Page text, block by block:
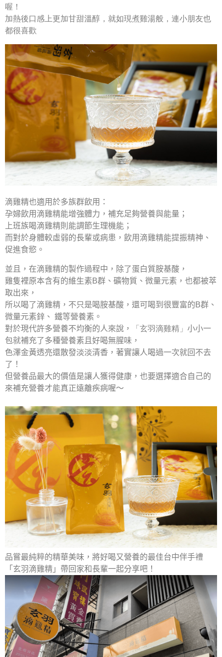
喔！
加熱後口感上更加甘甜溫醇，就如現煮雞湯般，連小朋友也
都很喜歡
滴雞精也適用於多族群飲用：
孕婦飲用滴雞精能增強體力，補充足夠營養與能量；
上班族喝滴雞精則能調節生理機能；
而對於身體較虛弱的長輩或病患，飲用滴雞精能提振精神、
促進食慾。
並且，在滴雞精的製作過程中，除了蛋白質胺基酸，
雞隻裡原本含有的維生素B群、礦物質、微量元素，也都被萃
取出來，
所以喝了滴雞精，不只是喝胺基酸，還可喝到很豐富的B群、
微量元素鋅、 鐵等營養素。
對於現代許多營養不均衡的人來說，
「玄羽滴雞精」 小小一
包就補充了多種營養素且好喝無腥味，
色澤金黃透亮還散發淡淡清香，著實讓人喝過一次就回不去
了！
但營養品最大的價值是讓人獲得健康，也要選擇適合自己的
來補充營養才能真正遠離疾病喔～
品嘗最純粹的精華美味，將好喝又營養的最佳台中伴手禮
「玄羽滴雞精」帶回家和長輩一起分享吧！